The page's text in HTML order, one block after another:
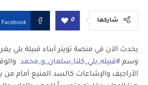
شاركها 0
Facebook
يحدث الآن في منصة تويتر أبناء قبيلة بلي
وسم #قبيله_بلي_كلنا_سلمان_و_محمد
الأراجيف والإشاعات كالسد المنيع أمام